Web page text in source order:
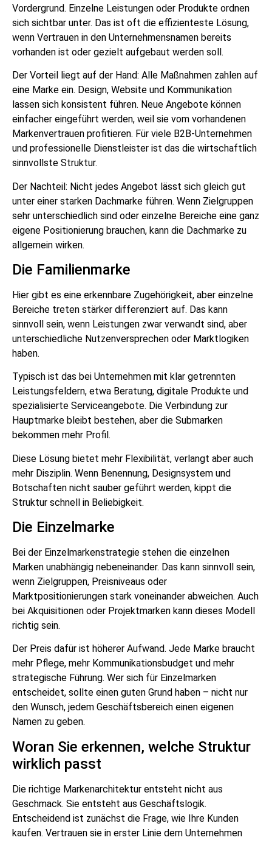
Vordergrund. Einzelne Leistungen oder Produkte ordnen
sich sichtbar unter. Das ist oft die effizienteste Lösung,
wenn Vertrauen in den Unternehmensnamen bereits
vorhanden ist oder gezielt aufgebaut werden soll.
Der Vorteil liegt auf der Hand: Alle Maßnahmen zahlen auf
eine Marke ein. Design, Website und Kommunikation
lassen sich konsistent führen. Neue Angebote können
einfacher eingeführt werden, weil sie vom vorhandenen
Markenvertrauen profitieren. Für viele B2B-Unternehmen
und professionelle Dienstleister ist das die wirtschaftlich
sinnvollste Struktur.
Der Nachteil: Nicht jedes Angebot lässt sich gleich gut
unter einer starken Dachmarke führen. Wenn Zielgruppen
sehr unterschiedlich sind oder einzelne Bereiche eine ganz
eigene Positionierung brauchen, kann die Dachmarke zu
allgemein wirken.
Die Familienmarke
Hier gibt es eine erkennbare Zugehörigkeit, aber einzelne
Bereiche treten stärker differenziert auf. Das kann
sinnvoll sein, wenn Leistungen zwar verwandt sind, aber
unterschiedliche Nutzenversprechen oder Marktlogiken
haben.
Typisch ist das bei Unternehmen mit klar getrennten
Leistungsfeldern, etwa Beratung, digitale Produkte und
spezialisierte Serviceangebote. Die Verbindung zur
Hauptmarke bleibt bestehen, aber die Submarken
bekommen mehr Profil.
Diese Lösung bietet mehr Flexibilität, verlangt aber auch
mehr Disziplin. Wenn Benennung, Designsystem und
Botschaften nicht sauber geführt werden, kippt die
Struktur schnell in Beliebigkeit.
Die Einzelmarke
Bei der Einzelmarkenstrategie stehen die einzelnen
Marken unabhängig nebeneinander. Das kann sinnvoll sein,
wenn Zielgruppen, Preisniveaus oder
Marktpositionierungen stark voneinander abweichen. Auch
bei Akquisitionen oder Projektmarken kann dieses Modell
richtig sein.
Der Preis dafür ist höherer Aufwand. Jede Marke braucht
mehr Pflege, mehr Kommunikationsbudget und mehr
strategische Führung. Wer sich für Einzelmarken
entscheidet, sollte einen guten Grund haben – nicht nur
den Wunsch, jedem Geschäftsbereich einen eigenen
Namen zu geben.
Woran Sie erkennen, welche Struktur
wirklich passt
Die richtige Markenarchitektur entsteht nicht aus
Geschmack. Sie entsteht aus Geschäftslogik.
Entscheidend ist zunächst die Frage, wie Ihre Kunden
kaufen. Vertrauen sie in erster Linie dem Unternehmen